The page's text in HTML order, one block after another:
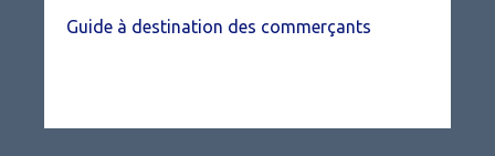
Guide à destination des commerçants